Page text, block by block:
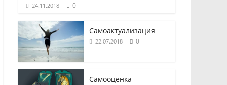
24.11.2018 0
Самоактуализация
22.07.2018 0
Самооценка